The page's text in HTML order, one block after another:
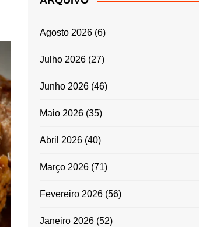
ENTRADAS E
GRATINADOS
MASSAS
TEMPEROS
MICRO-ONDAS
PORTUGUESA
Agosto 2026 (6)
Julho 2026 (27)
Junho 2026 (46)
Maio 2026 (35)
Abril 2026 (40)
Março 2026 (71)
Fevereiro 2026 (56)
Janeiro 2026 (52)